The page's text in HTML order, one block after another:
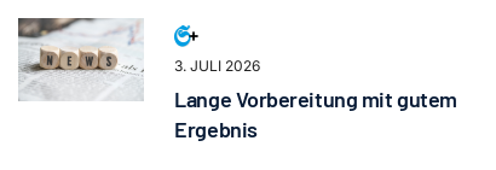
3. JULI 2026
Lange Vorbereitung mit gutem
Ergebnis